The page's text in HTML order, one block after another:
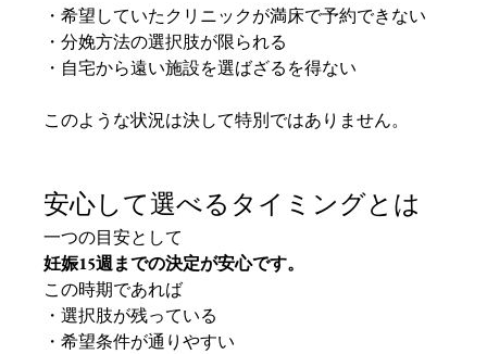
・希望していたクリニックが満床で予約できない
・分娩方法の選択肢が限られる
・自宅から遠い施設を選ばざるを得ない
このような状況は決して特別ではありません。
安心して選べるタイミングとは
一つの目安として
妊娠15週までの決定が安心です。
この時期であれば
・選択肢が残っている
・希望条件が通りやすい